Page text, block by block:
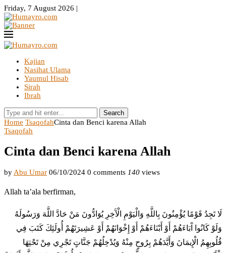
Friday, 7 August 2026 |
Kajian
Nasihat Ulama
Yaumul Hisab
Sirah
Ibrah
Search
Home TsaqofahCinta dan Benci karena Allah
Tsaqofah
Cinta dan Benci karena Allah
by Abu Umar 06/10/2024 0 comments 140 views
Allah ta’ala berfirman,
لَا تَجِدُ قَوْمًا يُؤْمِنُونَ بِاللَّهِ وَالْيَوْمِ الْآَخِرِ يُوَادُّونَ مَنْ حَادَّ اللَّهَ وَرَسُولَهُ
وَلَوْ كَانُوا آَبَاءَهُمْ أَوْ أَبْنَاءَهُمْ أَوْ إِخْوَانَهُمْ أَوْ عَشِيرَتَهُمْ أُولَئِكَ كَتَبَ فِي
قُلُوبِهِمُ الْإِيمَانَ وَأَيَّدَهُمْ بِرُوحٍ مِنْهُ وَيُدْخِلُهُمْ جَنَّاتٍ تَجْرِي مِنْ تَحْتِهَا